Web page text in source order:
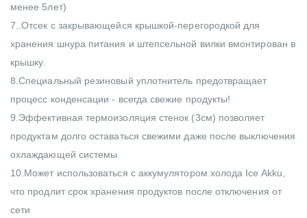
менее 5лет)
7..Отсек с закрывающейся крышкой-перегородкой для
хранения шнура питания и штепсельной вилки вмонтирован в
крышку.
8.Специальный резиновый уплотнитель предотвращает
процесс конденсации - всегда свежие продукты!
9.Эффективная термоизоляция стенок (3см) позволяет
продуктам долго оставаться свежими даже после выключения
охлаждающей системы
10.Может использоваться с аккумулятором холода Ice Akku,
что продлит срок хранения продуктов после отключения от
сети